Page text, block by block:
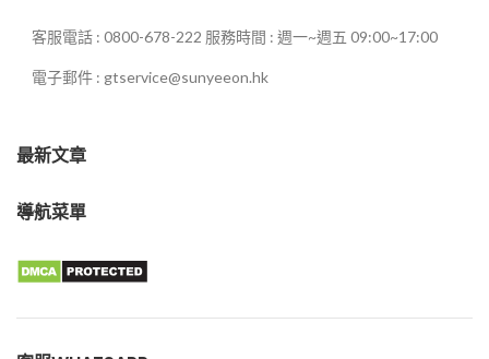
客服電話 : 0800-678-222 服務時間 : 週一~週五 09:00~17:00
電子郵件 : gtservice@sunyeeon.hk
最新文章
導航菜單